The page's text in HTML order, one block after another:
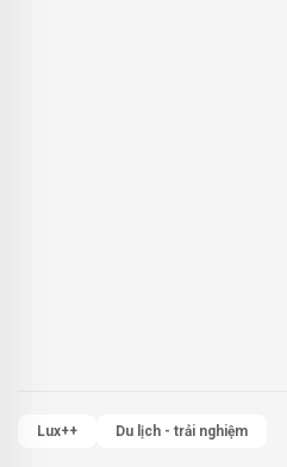
Lux++ Du lịch - trải nghiệm